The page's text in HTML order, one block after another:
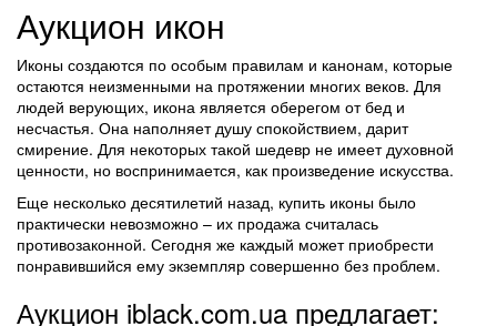
Аукцион икон
Иконы создаются по особым правилам и канонам, которые
остаются неизменными на протяжении многих веков. Для
людей верующих, икона является оберегом от бед и
несчастья. Она наполняет душу спокойствием, дарит
смирение. Для некоторых такой шедевр не имеет духовной
ценности, но воспринимается, как произведение искусства.
Еще несколько десятилетий назад, купить иконы было
практически невозможно – их продажа считалась
противозаконной. Сегодня же каждый может приобрести
понравившийся ему экземпляр совершенно без проблем.
Аукцион iblack.com.ua предлагает: